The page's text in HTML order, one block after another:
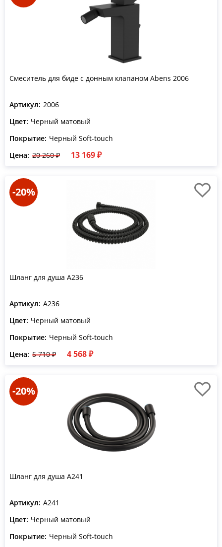
Смеситель для биде с донным клапаном Abens 2006
Артикул: 2006
Цвет: Черный матовый
Покрытие: Черный Soft-touch
Цена: 20 260 ₽ 13 169 ₽
-20%
Шланг для душа A236
Артикул: A236
Цвет: Черный матовый
Покрытие: Черный Soft-touch
Цена: 5 710 ₽ 4 568 ₽
-20%
Шланг для душа A241
Артикул: A241
Цвет: Черный матовый
Покрытие: Черный Soft-touch